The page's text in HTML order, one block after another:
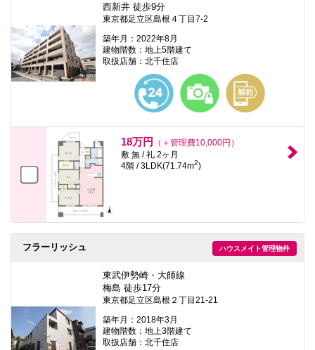
西新井 徒歩9分
東京都足立区島根４丁目7-2
築年月：2022年8月
建物階数：地上5階建て
取扱店舗：北千住店
18万円
（＋管理費10,000円）
敷 無 / 礼 2ヶ月
4階 / 3LDK(71.74m2)
ハウスメイト管理物件
フラーリッシュ
東武伊勢崎・大師線
梅島 徒歩17分
東京都足立区島根２丁目21-21
築年月：2018年3月
建物階数：地上3階建て
取扱店舗：北千住店